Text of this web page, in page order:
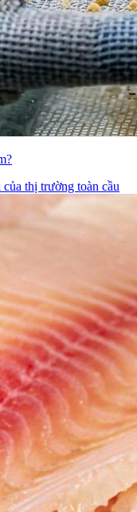
thị trường toàn cầu